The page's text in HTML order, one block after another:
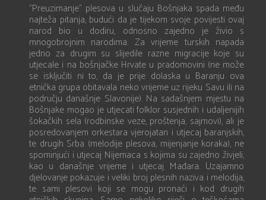
”Preuzimanje” plesova u slučaju Bošnjaka spada među
najteža pitanja, budući da je tijekom svoje povijesti ovaj
narod bio u dodiru, odnosno zajedno je živio s
mnogobrojnim narodima. Za vrijeme turskih napada
jedno za drugim su slijedile razne migracije koje su
utjecale i na bošnjačke Hrvate u pradomovini (ne može
se isključiti ni to, da je prije dolaska u Baranju ova
etnička grupa obitavala neko vrijeme uz rijeku Savu ili na
području današnje Slavonije). Na sadašnjem mjestu na
Bošnjake mogao je utjecati folklor susjednih i udaljenijih
šokačkih sela (rodbinske veze, proštenja, sajmovi), ali je
posredovanjem orkestara vjerojatan i utjecaj baranjskih,
te drugih Srba (melodije plesova, mijenjanje koraka), ne
spominjući i utjecaj Nijemaca s kojima su zajedno živjeli,
kao u današnje vrijeme i utjecaj Mađara. Uzajamno
djelovanje pokazuje i veliki broj plesnih naziva i melodija,
te sami plesovi koji se mogu pronaći i kod drugih